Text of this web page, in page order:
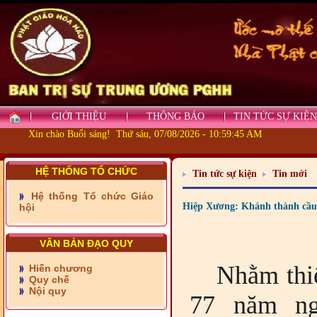
GIỚI THIỆU THÔNG BÁO
TIN TỨC SỰ KIỆN
Xin chào Buổi sáng! Thứ sáu, 07/08/2026 - 10:59:46 AM
HỆ THỐNG TỔ CHỨC
Hệ thống Tổ chức Giáo
hội
VĂN BẢN ĐẠO QUY
Hiến chương
Quy chế
Nội quy
- Những tấm lòng thiện
nguyện vùng biên
- BAN TRỊ SỰ XÃ ĐẠI
PHƯỚC TỈNH ĐỒNG NAI
TIẾP SỨC ĐẾN TRƯỜNG
thành cầu Kênh 7 - Nam
kênh Quốc Gia
- Xã Phú Lâm bàn giao 9
Tin tức sự kiện Tin mới
Hiệp Xương: Khánh thành
Nhằm
77 năm